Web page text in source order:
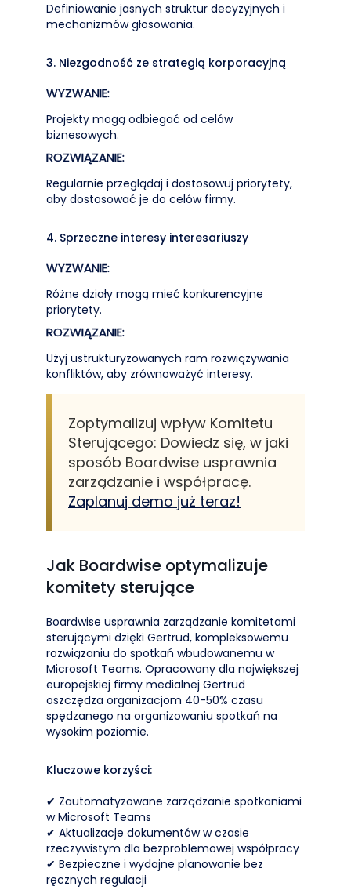
Definiowanie jasnych struktur decyzyjnych i
mechanizmów głosowania.
3. Niezgodność ze strategią korporacyjną
WYZWANIE:
Projekty mogą odbiegać od celów
biznesowych.
ROZWIĄZANIE:
Regularnie przeglądaj i dostosowuj priorytety,
aby dostosować je do celów firmy.
4. Sprzeczne interesy interesariuszy
WYZWANIE:
Różne działy mogą mieć konkurencyjne
priorytety.
ROZWIĄZANIE:
Użyj ustrukturyzowanych ram rozwiązywania
konfliktów, aby zrównoważyć interesy.
Zoptymalizuj wpływ Komitetu
Sterującego: Dowiedz się, w jaki
sposób Boardwise usprawnia
zarządzanie i współpracę.
Zaplanuj demo już teraz!
Jak Boardwise optymalizuje
komitety sterujące
Boardwise usprawnia zarządzanie komitetami
sterującymi dzięki Gertrud, kompleksowemu
rozwiązaniu do spotkań wbudowanemu w
Microsoft Teams. Opracowany dla największej
europejskiej firmy medialnej Gertrud
oszczędza organizacjom 40-50% czasu
spędzanego na organizowaniu spotkań na
wysokim poziomie.
Kluczowe korzyści:
✔ Zautomatyzowane zarządzanie spotkaniami
w Microsoft Teams
✔ Aktualizacje dokumentów w czasie
rzeczywistym dla bezproblemowej współpracy
✔ Bezpieczne i wydajne planowanie bez
ręcznych regulacji